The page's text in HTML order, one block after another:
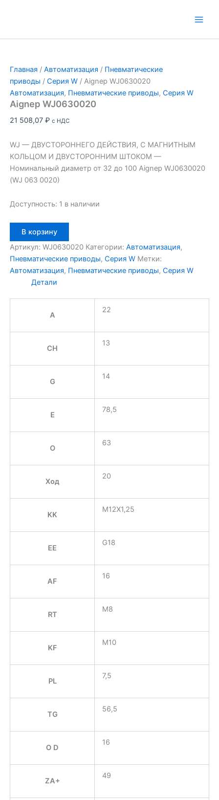
Главная / Автоматизация / Пневматические
приводы / Серия W / Aignep WJ0630020
Автоматизация, Пневматические приводы, Серия W
Aignep WJ0630020
21 508,07 ₽ с НДС
WJ — ДВУСТОРОННЕГО ДЕЙСТВИЯ, С МАГНИТНЫМ
КОЛЬЦОМ И ДВУСТОРОННИМ ШТОКОМ —
Номинальный диаметр от 32 до 100 Aignep WJ0630020
(WJ 063 0020)
Доступность: 1 в наличии
товара
Aignep
WJ0630020
В корзину
Артикул: WJ0630020 Категории: Автоматизация,
Пневматические приводы, Серия W Метки:
Автоматизация, Пневматические приводы, Серия W
Детали
A
22
CH
13
G
14
E
78,5
O
63
Ход
20
KK
M12X1,25
EE
G18
AF
16
RT
M8
KF
M10
PL
7,5
TG
56,5
O D
16
ZA+
49